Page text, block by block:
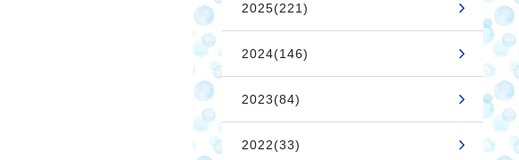
2025(221)
2024(146)
2023(84)
2022(33)